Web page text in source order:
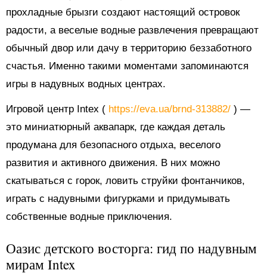
прохладные брызги создают настоящий островок
радости, а веселые водные развлечения превращают
обычный двор или дачу в территорию беззаботного
счастья. Именно такими моментами запоминаются
игры в надувных водных центрах.
Игровой центр Intex ( https://eva.ua/brnd-313882/ ) —
это миниатюрный аквапарк, где каждая деталь
продумана для безопасного отдыха, веселого
развития и активного движения. В них можно
скатываться с горок, ловить струйки фонтанчиков,
играть с надувными фигурками и придумывать
собственные водные приключения.
Оазис детского восторга: гид по надувным
мирам Intex